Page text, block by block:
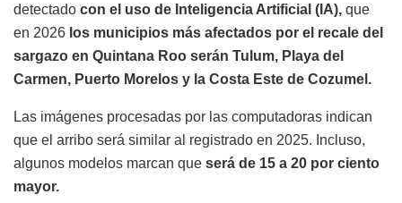
detectado con el uso de Inteligencia Artificial (IA), que
en 2026 los municipios más afectados por el recale del
sargazo en Quintana Roo serán Tulum, Playa del
Carmen, Puerto Morelos y la Costa Este de Cozumel.
Las imágenes procesadas por las computadoras indican
que el arribo será similar al registrado en 2025. Incluso,
algunos modelos marcan que será de 15 a 20 por ciento
mayor.